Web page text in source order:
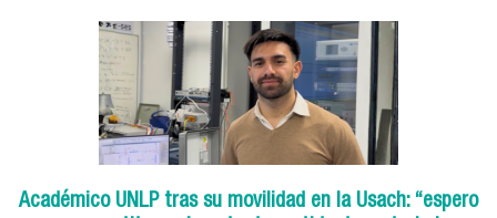
Académico UNLP tras su movilidad en la Usach: “espero